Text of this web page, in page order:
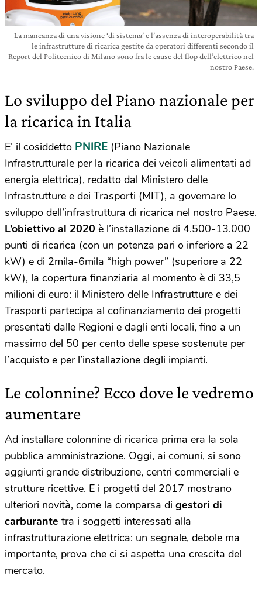
La mancanza di una visione ‘di sistema’ e l’assenza di interoperabilità tra
le infrastrutture di ricarica gestite da operatori differenti secondo il
Report del Politecnico di Milano sono fra le cause del flop dell’elettrico nel
nostro Paese.
Lo sviluppo del Piano nazionale per
la ricarica in Italia
E’ il cosiddetto PNIRE (Piano Nazionale
Infrastrutturale per la ricarica dei veicoli alimentati ad
energia elettrica), redatto dal Ministero delle
Infrastrutture e dei Trasporti (MIT), a governare lo
sviluppo dell’infrastruttura di ricarica nel nostro Paese.
L’obiettivo al 2020 è l’installazione di 4.500-13.000
punti di ricarica (con un potenza pari o inferiore a 22
kW) e di 2mila-6mila “high power” (superiore a 22
kW), la copertura finanziaria al momento è di 33,5
milioni di euro: il Ministero delle Infrastrutture e dei
Trasporti partecipa al cofinanziamento dei progetti
presentati dalle Regioni e dagli enti locali, fino a un
massimo del 50 per cento delle spese sostenute per
l’acquisto e per l’installazione degli impianti.
Le colonnine? Ecco dove le vedremo
aumentare
Ad installare colonnine di ricarica prima era la sola
pubblica amministrazione. Oggi, ai comuni, si sono
aggiunti grande distribuzione, centri commerciali e
strutture ricettive. E i progetti del 2017 mostrano
ulteriori novità, come la comparsa di gestori di
carburante tra i soggetti interessati alla
infrastrutturazione elettrica: un segnale, debole ma
importante, prova che ci si aspetta una crescita del
mercato.